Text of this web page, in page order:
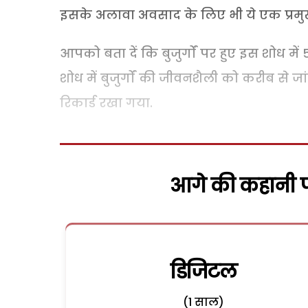
इसके अलावा अवसाद के लिए भी ये एक
आपको बता दें कि बुजुर्गों पर हुए इस शोध में
शोध में बुजुर्गों की जीवनशैली को करीब से
रिकार्ड रखा गया.
आगे की कहानी
डिजिटल
(1 साल)